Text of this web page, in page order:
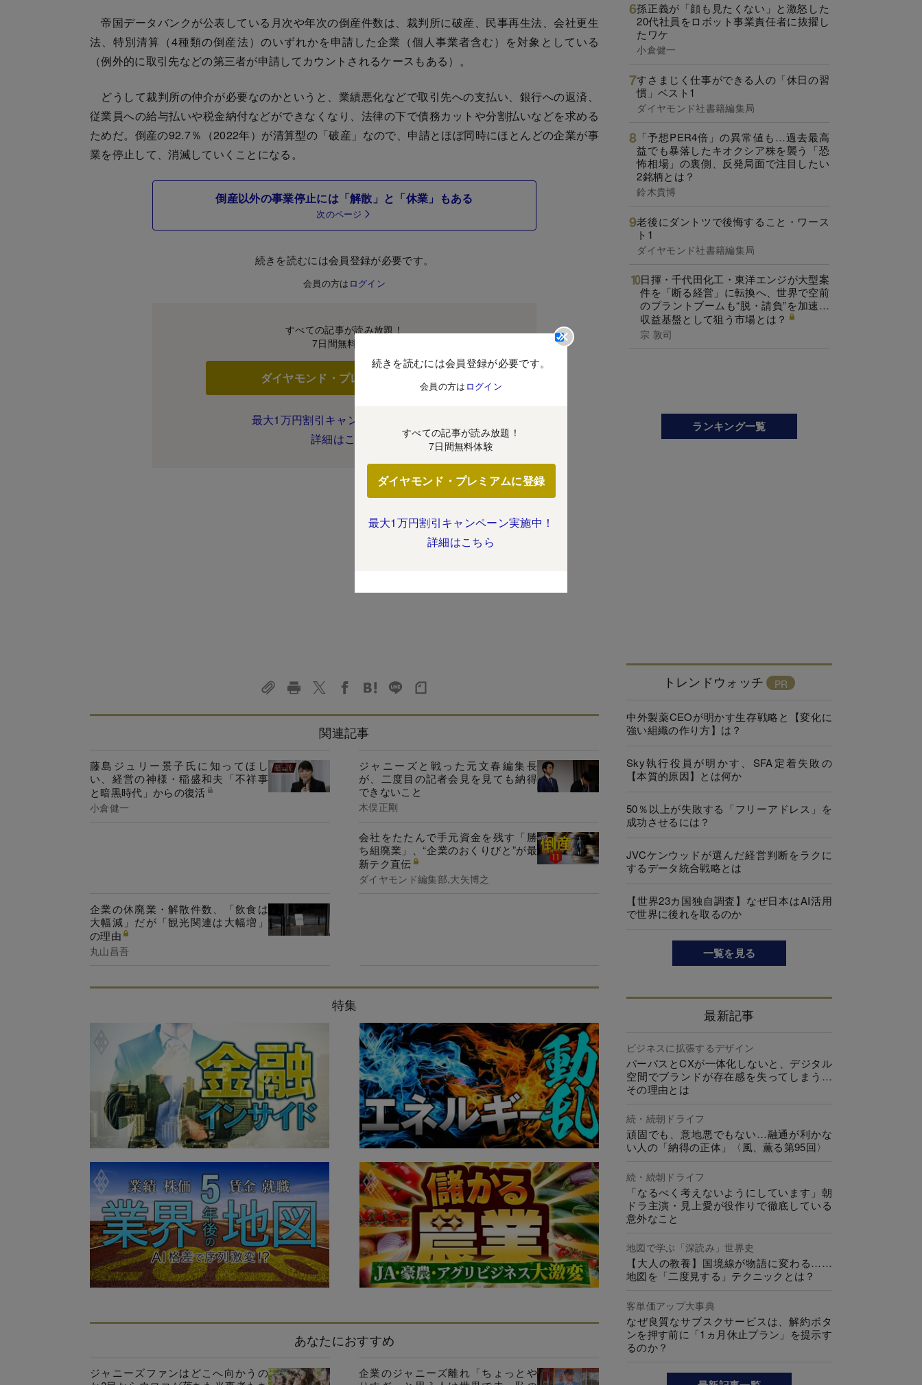
帝国データバンクが公表している月次や年次の倒産件数は、裁判所に破産、民事再生法、会社更生
法、特別清算（4種類の倒産法）のいずれかを申請した企業（個人事業者含む）を対象としている
（例外的に取引先などの第三者が申請してカウントされるケースもある）。
どうして裁判所の仲介が必要なのかというと、業績悪化などで取引先への支払い、銀行への返済、
従業員への給与払いや税金納付などができなくなり、法律の下で債務カットや分割払いなどを求める
ためだ。倒産の92.7％（2022年）が清算型の「破産」なので、申請とほぼ同時にほとんどの企業が事
業を停止して、消滅していくことになる。
倒産以外の事業停止には「解散」と「休業」もある
次のページ
続きを読むには会員登録が必要です。
会員の方は ログイン
すべての記事が読み放題！
7日間無料体験
ダイヤモンド・プレミアムに登録
最大1万円割引キャンペーン実施中！
詳細はこちら
続きを読むには会員登録が必要です。
会員の方は ログイン
すべての記事が読み放題！
7日間無料体験
ダイヤモンド・プレミアムに登録
最大1万円割引キャンペーン実施中！
詳細はこちら
関連記事
藤島ジュリー景子氏に知ってほし
い、経営の神様・稲盛和夫「不祥事
と暗黒時代」からの復活
小倉健一
ジャニーズと戦った元文春編集長
が、二度目の記者会見を見ても納得
できないこと
木俣正剛
会社をたたんで手元資金を残す「勝
ち組廃業」、“企業のおくりびと”が最
新テク直伝
ダイヤモンド編集部,大矢博之
企業の休廃業・解散件数、「飲食は
大幅減」だが「観光関連は大幅増」
の理由
丸山昌吾
特集
あなたにおすすめ
ジャニーズファンはどこへ向かうの
企業のジャニーズ離れ「ちょっとや
孫正義が「顔も見たくない」と激怒した
20代社員をロボット事業責任者に抜擢し
たワケ
小倉健一
すさまじく仕事ができる人の「休日の習
慣」ベスト1
ダイヤモンド社書籍編集局
「予想PER4倍」の異常値も…過去最高
益でも暴落したキオクシア株を襲う「恐
怖相場」の裏側、反発局面で注目したい
2銘柄とは？
鈴木貴博
老後にダントツで後悔すること・ワース
ト1
ダイヤモンド社書籍編集局
日揮・千代田化工・東洋エンジが大型案
件を「断る経営」に転換へ、世界で空前
のプラントブームも“脱・請負”を加速…
収益基盤として狙う市場とは？
宗 敦司
ランキング一覧
トレンドウォッチ
中外製薬CEOが明かす生存戦略と【変化に
強い組織の作り方】は？
Sky執行役員が明かす、SFA定着失敗の
【本質的原因】とは何か
50％以上が失敗する「フリーアドレス」を
成功させるには？
JVCケンウッドが選んだ経営判断をラクに
するデータ統合戦略とは
【世界23カ国独自調査】なぜ日本はAI活用
で世界に後れを取るのか
一覧を見る
最新記事
ビジネスに拡張するデザイン
パーパスとCXが一体化しないと、デジタル
空間でブランドが存在感を失ってしまう…
その理由とは
続・続朝ドライフ
頑固でも、意地悪でもない…融通が利かな
い人の「納得の正体」〈風、薫る第95回〉
続・続朝ドライフ
「なるべく考えないようにしています」朝
ドラ主演・見上愛が役作りで徹底している
意外なこと
地図で学ぶ「深読み」世界史
【大人の教養】国境線が物語に変わる……
地図を「二度見する」テクニックとは？
客単価アップ大事典
なぜ良質なサブスクサービスは、解約ボタ
ンを押す前に「1ヵ月休止プラン」を提示す
るのか？